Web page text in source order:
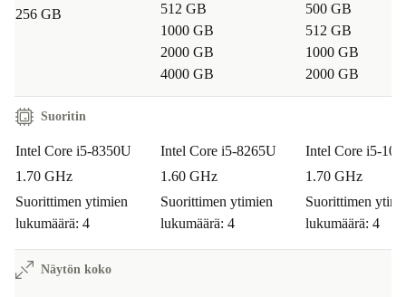
256 GB
512 GB
1000 GB
2000 GB
4000 GB
500 GB
512 GB
1000 GB
2000 GB
Suoritin
Intel Core i5-8350U
1.70 GHz
Suorittimen ytimien
lukumäärä: 4
Intel Core i5-8265U
1.60 GHz
Suorittimen ytimien
lukumäärä: 4
Intel Core i5-
1.70 GHz
Suorittimen
lukumäärä: 4
Näytön koko